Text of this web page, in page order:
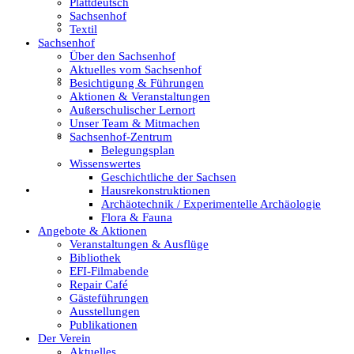
Wer ist wer
Mitglied werden
easyVerein
Sachsenhof
Textil
Sachsenhof
Über den Sachsenhof
Aktuelles vom Sachsenhof
Besichtigung & Führungen
Aktionen & Veranstaltungen
Außerschulischer Lernort
Unser Team & Mitmachen
Sachsenhof-Zentrum
Belegungsplan
Wissenswertes
Geschichtliche der Sachsen
Hausrekonstruktionen
Archäotechnik / Experimentelle Archäologie
Flora & Fauna
Angebote & Aktionen
Veranstaltungen & Ausflüge
Bibliothek
EFI-Filmabende
Repair Café
Gästeführungen
Ausstellungen
Publikationen
Der Verein